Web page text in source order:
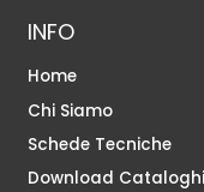
INFO
Home
Chi Siamo
Schede Tecniche
Download Cataloghi